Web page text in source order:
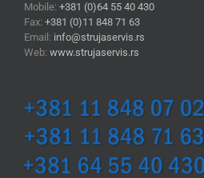
Mobile: +381 (0)64 55 40 430
Fax: +381 (0)11 848 71 63
Email: info@strujaservis.rs
Web: www.strujaservis.rs